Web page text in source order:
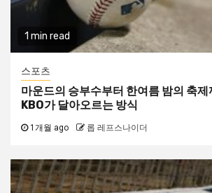
1 min read
스포츠
마운드의 승부수부터 한여름 밤의 축
KBO가 달아오르는 방식
1개월 ago 롭 레프스나이더